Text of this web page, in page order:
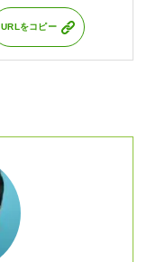
URLをコピー